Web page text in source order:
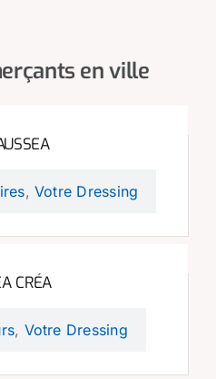
en ville
, Votre Dressing
CRÉA
, Votre Dressing